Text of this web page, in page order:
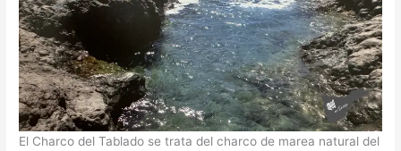
El Charco del Tablado se trata del charco de marea natural del